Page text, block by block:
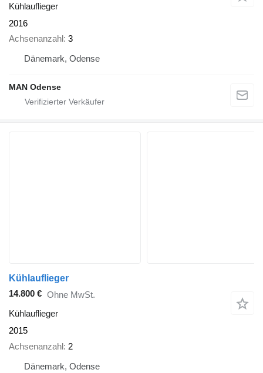
Kühlauflieger
2016
Achsenanzahl 3
Dänemark, Odense
MAN Odense
Kühlauflieger
14.800 € Ohne MwSt.
Kühlauflieger
2015
Achsenanzahl 2
Dänemark, Odense